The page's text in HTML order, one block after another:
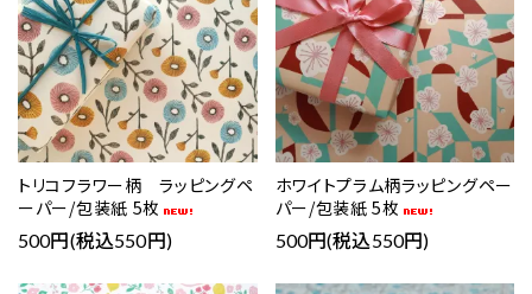
トリコフラワー柄 ラッピングペ
ーパー/包装紙 5枚
500円(税込550円)
ホワイトプラム柄ラッピングペー
パー/包装紙 5枚
500円(税込550円)